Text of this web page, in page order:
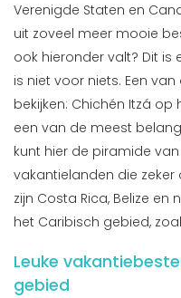
Verenigde Staten en
uit zoveel meer mooie
ook hieronder valt? Dit
is niet voor niets. Een
bekijken: Chichén Itzá op
een van de meest
kunt hier de piramide
vakantielanden die
zijn Costa Rica, Belize
het Caribisch gebied,
Leuke
gebied